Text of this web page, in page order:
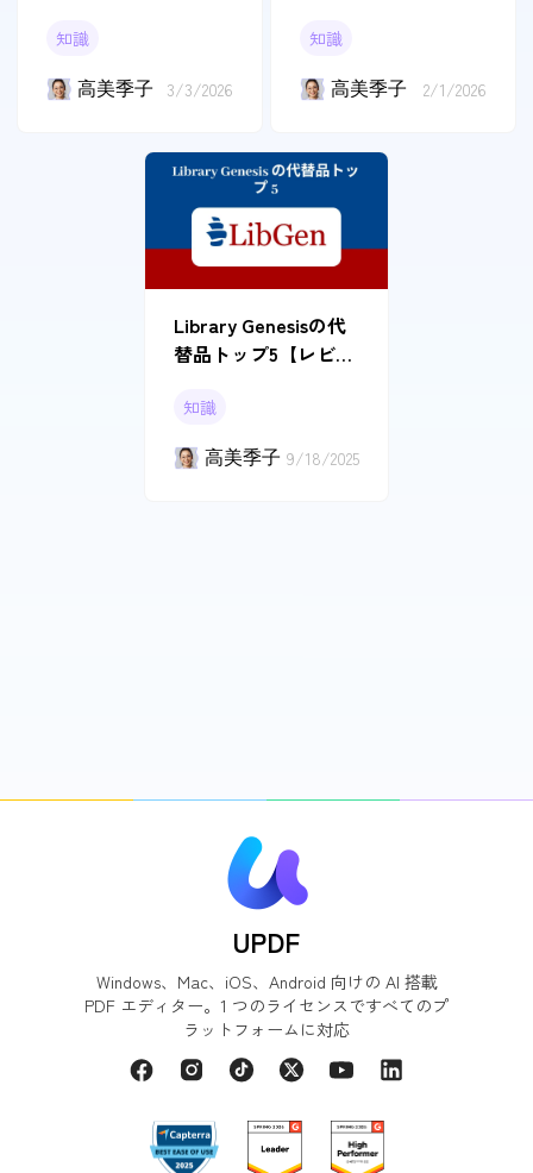
める原因と対処法5選
知識
高美季子 3/3/2026
知識
高美季子 2/1/2026
Library Genesisの代
替品トップ5【レビュ
知識
高美季子 9/18/2025
UPDF
Windows、Mac、iOS、Android 向けの AI 搭載
PDF エディター。1 つのライセンスですべてのプ
ラットフォームに対応